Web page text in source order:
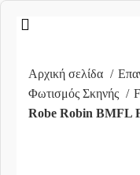
Αρχική σελίδα
Φωτισμός Σκηνής
Robe Robin BMFL